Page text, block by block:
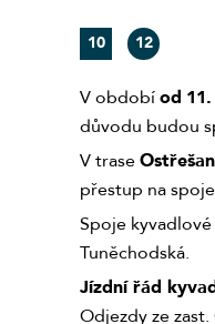
10 12
V obdobíod
důvodu budou
V trase
přestup na spoje
Spoje
Tuněchodská.
Jízdní řád
Odjezdy ze